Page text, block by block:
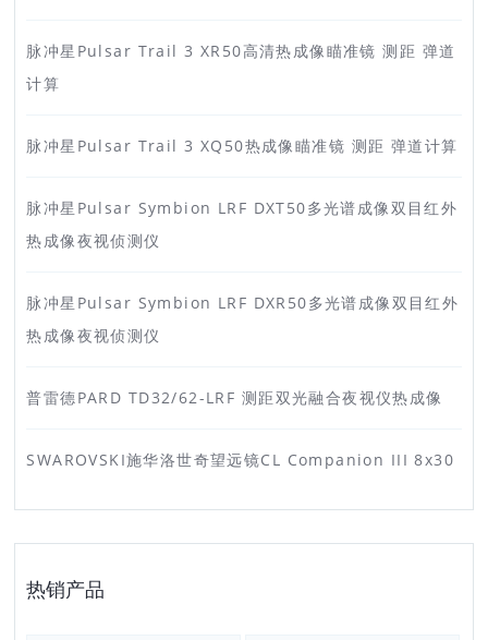
脉冲星Pulsar Trail 3 XR50高清热成像瞄准镜 测距 弹道
计算
脉冲星Pulsar Trail 3 XQ50热成像瞄准镜 测距 弹道计算
脉冲星Pulsar Symbion LRF DXT50多光谱成像双目红外
热成像夜视侦测仪
脉冲星Pulsar Symbion LRF DXR50多光谱成像双目红外
热成像夜视侦测仪
普雷德PARD TD32/62-LRF 测距双光融合夜视仪热成像
SWAROVSKI施华洛世奇望远镜CL Companion III 8x30
热销产品